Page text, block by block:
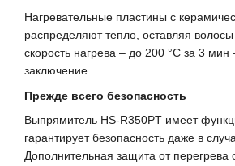
Нагревательные пластины с
распределяют тепло, оставляя
скорость нагрева – до 200 °C за 3
заключение.
Прежде всего безопасность
Выпрямитель HS-R350PT имеет
гарантирует безопасность даже в
Дополнительная защита от